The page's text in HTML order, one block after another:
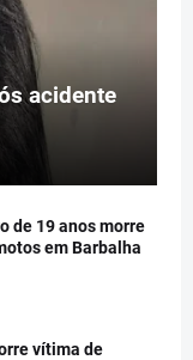
acidente
de 19 anos morre
em Barbalha
vítima de